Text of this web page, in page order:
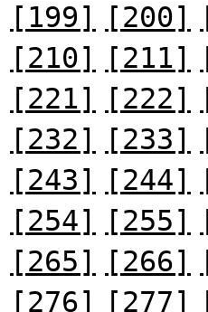
[199]
[200]
[210]
[211]
[221]
[222]
[232]
[233]
[243]
[244]
[254]
[255]
[265]
[266]
[276]
[277]